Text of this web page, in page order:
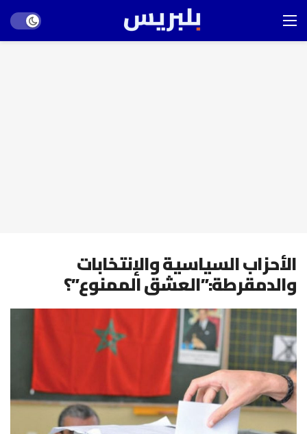
mode
الأحزاب السياسية والإنتخابات
والدمقرطة:”العشق الممنوع”؟